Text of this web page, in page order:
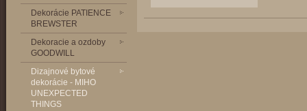
Dekorácie PATIENCE
BREWSTER
Dekoracie a ozdoby
GOODWILL
Dizajnové bytové
dekorácie - MIHO
UNEXPECTED
THINGS